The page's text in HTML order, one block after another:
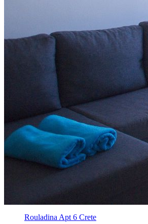
Rouladina Apt 6 Crete